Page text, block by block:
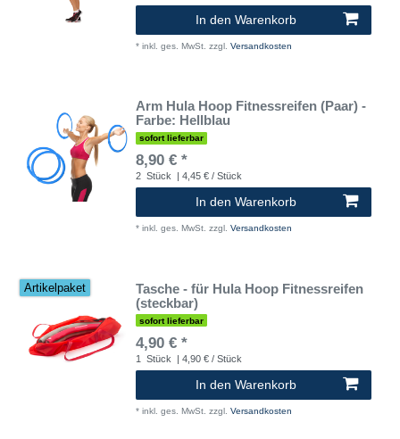
In den Warenkorb
* inkl. ges. MwSt. zzgl. Versandkosten
Arm Hula Hoop Fitnessreifen (Paar) -
Farbe: Hellblau
sofort lieferbar
8,90 € *
2 Stück | 4,45 € / Stück
In den Warenkorb
* inkl. ges. MwSt. zzgl. Versandkosten
Artikelpaket
Tasche - für Hula Hoop Fitnessreifen
(steckbar)
sofort lieferbar
4,90 € *
1 Stück | 4,90 € / Stück
In den Warenkorb
* inkl. ges. MwSt. zzgl. Versandkosten